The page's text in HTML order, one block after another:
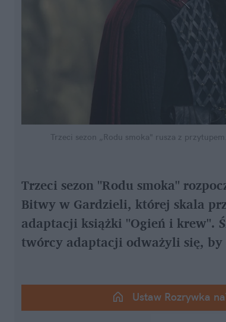
Trzeci sezon „Rodu smoka" rusza z
Trzeci sezon "Rodu smoka"
Bitwy w Gardzieli, której skala
adaptacji książki "Ogień i krew".
twórcy adaptacji odważyli się,
Ustaw Rozrywka